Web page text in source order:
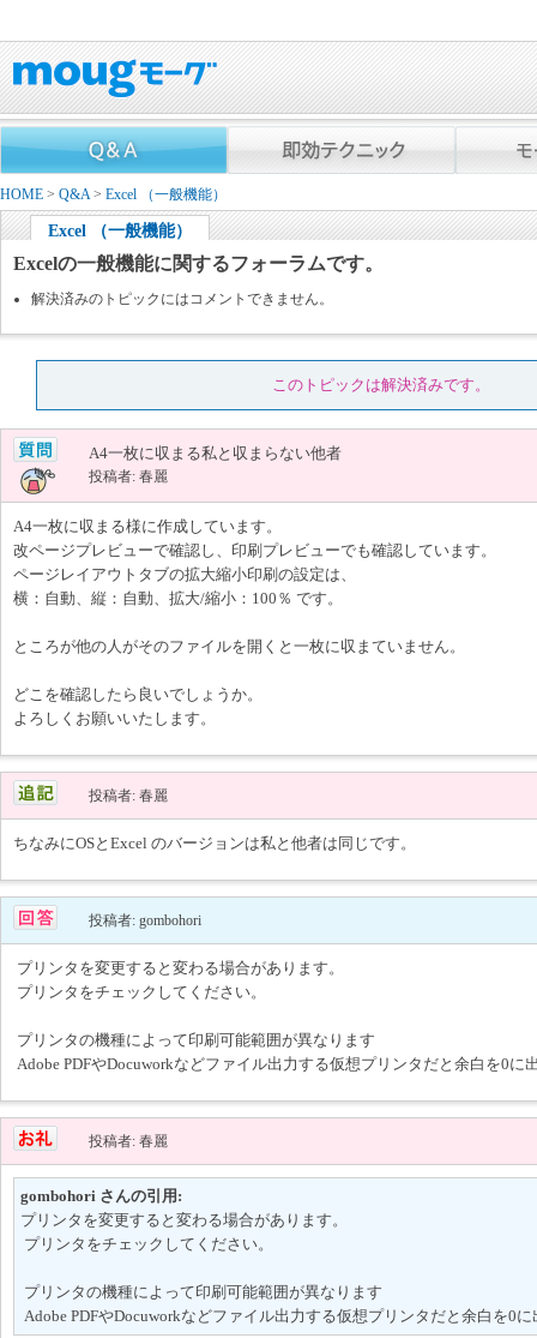
HOME > Q&A> Excel （一般機能）
Excel （一般機能）
Excelの一般機能に関するフォーラムです。
解決済みのトピックにはコメントできません。
このトピックは解決済みです。
A4一枚に収まる私と収まらない他者
投稿者: 春麗
A4一枚に収まる様に作成しています。
改ページプレビューで確認し、印刷プレビューでも確認しています。
ページレイアウトタブの拡大縮小印刷の設定は、
横：自動、縦：自動、拡大/縮小：100％ です。
ところが他の人がそのファイルを開くと一枚に収まていません。
どこを確認したら良いでしょうか。
よろしくお願いいたします。
投稿者: 春麗
ちなみにOSとExcel のバージョンは私と他者は同じです。
投稿者: gombohori
プリンタを変更すると変わる場合があります。
プリンタをチェックしてください。
プリンタの機種によって印刷可能範囲が異なります
Adobe PDFやDocuworkなどファイル出力する仮想プリンタだと余白を0に
投稿者: 春麗
gombohori さんの引用:
プリンタを変更すると変わる場合があります。
プリンタをチェックしてください。
プリンタの機種によって印刷可能範囲が異なります
Adobe PDFやDocuworkなどファイル出力する仮想プリンタだと余白を0